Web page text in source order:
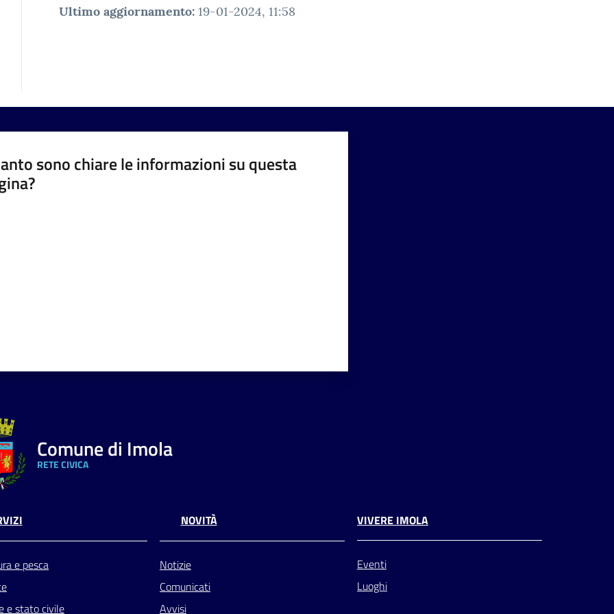
Ultimo aggiornamento: 19-01-2024, 11:58
sono chiare le informazioni su questa
Comune di Imola
RETE CIVICA
e pesca
e stato civile
NOVITÀ
Notizie
Comunicati
Avvisi
VIVERE IMOLA
Eventi
Luoghi